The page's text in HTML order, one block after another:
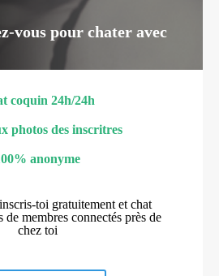
vous pour chater avec
coquin 24h/24h
photos des inscritres
anonyme
toi gratuitement et chat
de membres connectés près de
chez toi